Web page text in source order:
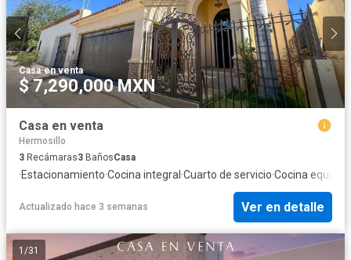
Casa·en venta
$ 7,290,000 MXN
Casa en venta
Hermosillo
3 Recámaras3 BañosCasa
·Estacionamiento·Cocina integral ·Cuarto de servicio·Cocina
Actualizado hace 3 semanas Ver en detalle
1 /31